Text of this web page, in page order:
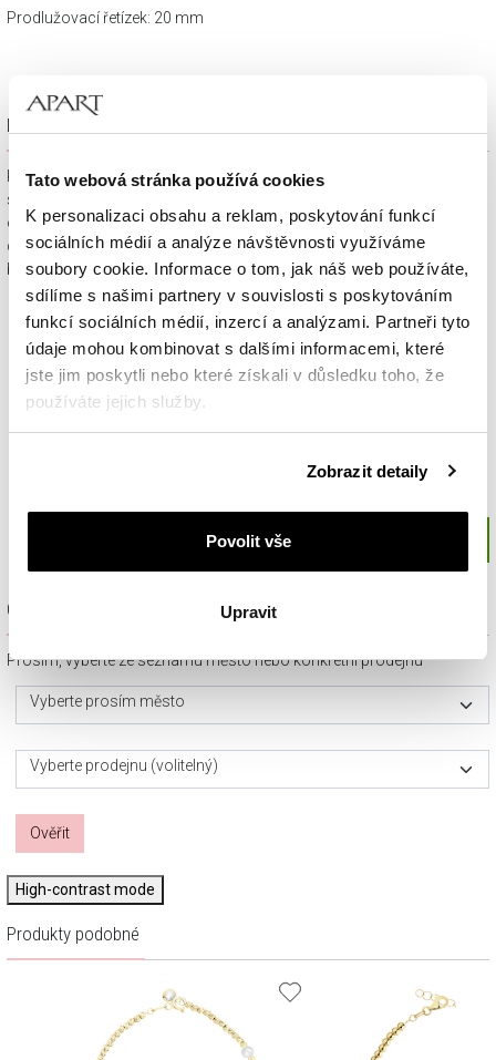
Tato webová stránka používá cookies
K personalizaci obsahu a reklam, poskytování funkcí
sociálních médií a analýze návštěvnosti využíváme
soubory cookie. Informace o tom, jak náš web používáte,
sdílíme s našimi partnery v souvislosti s poskytováním
funkcí sociálních médií, inzercí a analýzami. Partneři tyto
údaje mohou kombinovat s dalšími informacemi, které
jste jim poskytli nebo které získali v důsledku toho, že
používáte jejich služby.
Zásadách ochrany osobních údajů
Zobrazit detaily
Povolit vše
Upravit
Prodlužovací řetízek: 20 mm
Dárkové balení zdarma
Klenotnické výrobky zakoupené na e-shopu Apart.cz obdržíte
spolu s dárkovou krabičkou a taštičkou – v závislosti na
objednaném sortimentu. Váš nákup se tak stane krásným
dárkem, který můžete bez dalších příprav věnovat svým
blízkým.
Ověřit dostupnost a rezervovat na prodejně
Prosím, vyberte ze seznamu město nebo konkrétní prodejnu
Vyberte prosím město
Vyberte prodejnu (volitelný)
Ověřit
High-contrast mode
Produkty podobné